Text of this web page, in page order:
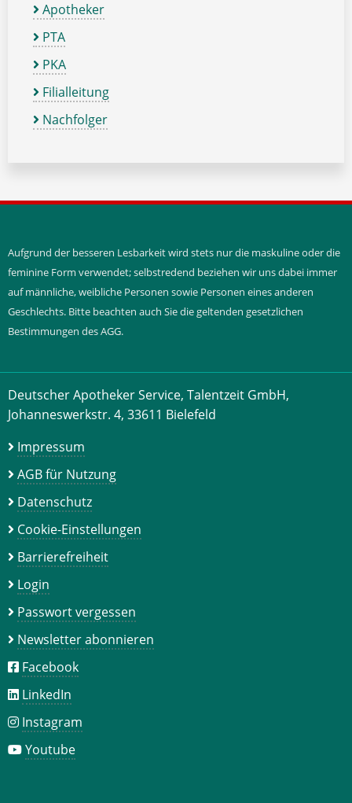
Apotheker
PTA
PKA
Filialleitung
Nachfolger
Aufgrund der besseren Lesbarkeit wird stets nur die maskuline oder die
feminine Form verwendet; selbstredend beziehen wir uns dabei immer
auf männliche, weibliche Personen sowie Personen eines anderen
Geschlechts. Bitte beachten auch Sie die geltenden gesetzlichen
Bestimmungen des AGG.
Deutscher Apotheker Service, Talentzeit GmbH,
Johanneswerkstr. 4, 33611 Bielefeld
Impressum
AGB für Nutzung
Datenschutz
Cookie-Einstellungen
Barrierefreiheit
Login
Passwort vergessen
Newsletter abonnieren
Facebook
LinkedIn
Instagram
Youtube